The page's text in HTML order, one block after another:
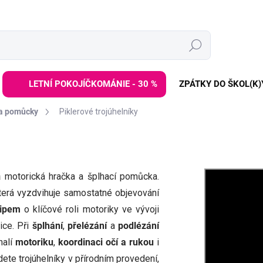
Hledat
LETNÍ POKOJÍČKOMÁNIE - 30 % ZPÁTKY DO
pomůcky Piklerové trojúhelníky
hračka a šplhací pomůcka.
vyzdvihuje samostatné objevování
o klíčové roli motoriky ve vývoji
Při šplhání,přelézánía podlézání
motoriku, koordinaci očí a rukoui
trojúhelníky v přírodním provedení,